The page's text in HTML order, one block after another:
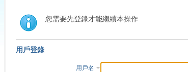
索
您需要先登錄才能繼續本操作
用戶登錄
用戶名